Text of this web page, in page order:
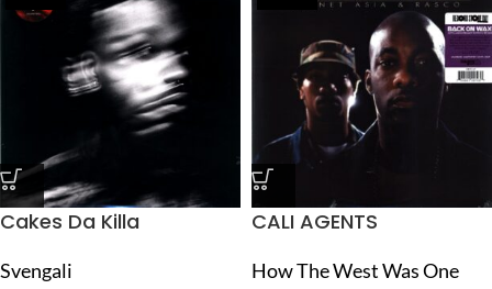
Cakes Da Killa
Svengali
CALI AGENTS
How The West Was One